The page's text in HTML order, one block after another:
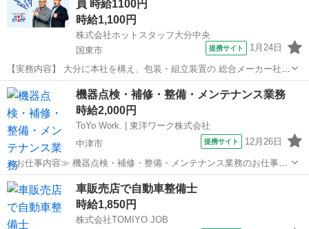
事をお探し...
員 時給1100円
時給1,100円
株式会社ホットスタッフ大分中央
国東市
提携サイト 1月24日
【実務内容】 大分に本社を構え、包装・組立装置の 総合メーカー社で
す。 CAD事務員とは事務所内でCADソフトウェアを 使用して、パソ
コンでレイアウト図を作成します。 主な業務は修正と更新、文書の作
成、データ入力など ◎...
大分 国東市 その他
機器点検・補修・整備・メンテナンス業務
時給2,000円
ToYo Work. | 東洋ワーク株式会社
中津市
提携サイト 12月26日
≪お仕事内容≫ 機器点検・補修・整備・メンテナンス業務のお仕事で
す 【具体的なお仕事内容】 機器点検・補修・整備・メンテナンス業務
・特殊な機器の点検・補修・整備・メンテナンス業務 ∟機器導入を
されている顧客工場へ出向い...
大分 その他
車販売店で自動車整備士
時給1,850円
株式会社TOMIYO JOB